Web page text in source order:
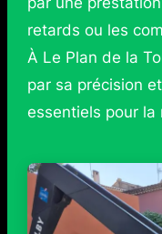
retards ou les
À Le Plan de la
par sa précision
essentiels pour la